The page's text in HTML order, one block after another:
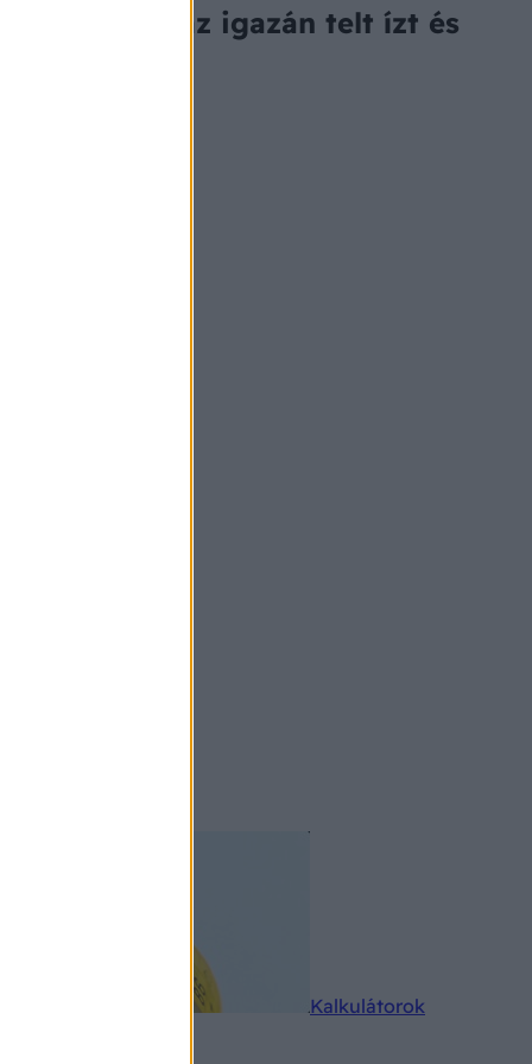
adja meg az igazán telt ízt és
Kalkulátorok